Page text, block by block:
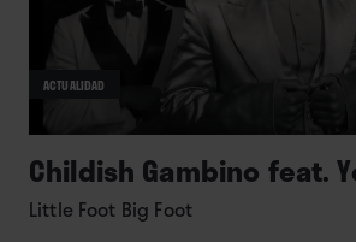
ACTUALIDAD
Childish Gambino feat.
Little Foot Big Foot